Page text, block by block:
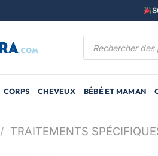
Recherche
CORPS CHEVEUX BÉBÉ ET MAMAN
/ TRAITEMENTS